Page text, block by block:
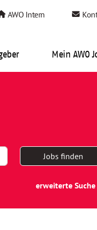
AWO Intern
Mein AWO
Jobs finden
erweiterte Suche